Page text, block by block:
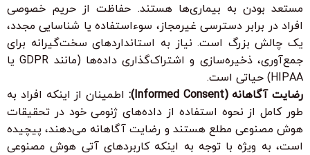
مستعد بودن به بیماری‌ها هستند. حفاظت از حریم خصوصی
افراد در برابر دسترسی غیرمجاز، سوءاستفاده یا شناسایی مجدد،
یک چالش بزرگ است. نیاز به استانداردهای سخت‌گیرانه برای
جمع‌آوری، ذخیره‌سازی و اشتراک‌گذاری داده‌ها (مانند GDPR یا
HIPAA) حیاتی است.
رضایت آگاهانه (Informed Consent):
اطمینان از اینکه افراد به
طور کامل از نحوه استفاده از داده‌های ژنومی خود در تحقیقات
هوش مصنوعی مطلع هستند و رضایت آگاهانه می‌دهند، پیچیده
است، به ویژه با توجه به اینکه کاربردهای آتی هوش مصنوعی